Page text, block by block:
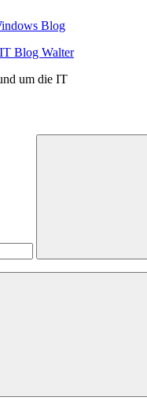
Blog Walter
um die IT